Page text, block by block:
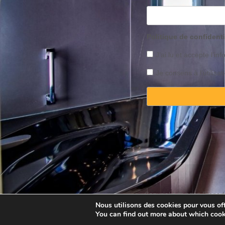
Politique de
J’ai lu et accepte
Je consens à
Copyright © 2025
Nous utilisons des cookies pour vous
You can find out more about which